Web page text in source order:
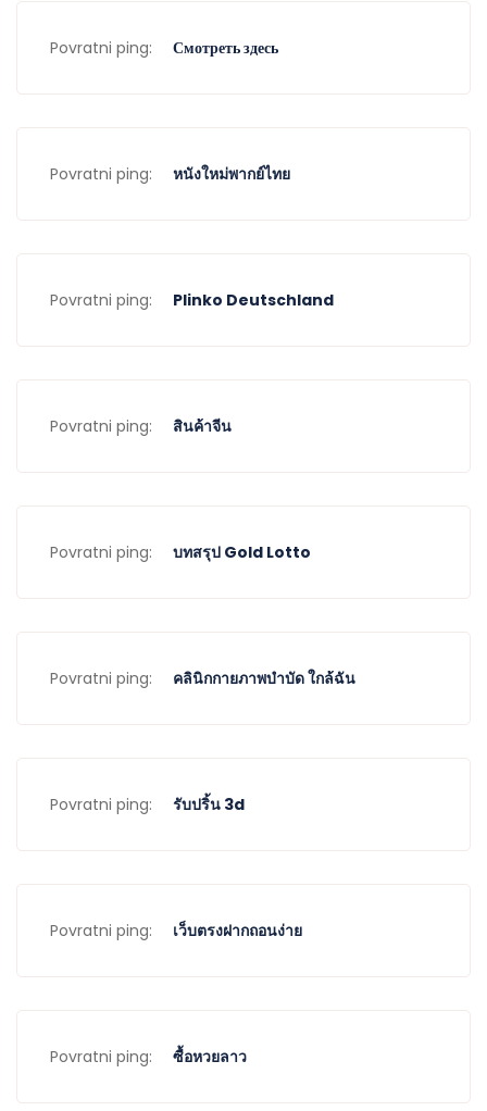
Povratni ping: Смотреть здесь
Povratni ping: หนังใหม่พากย์ไทย
Povratni ping: Plinko Deutschland
Povratni ping: สินค้าจีน
Povratni ping: บทสรุป Gold Lotto
Povratni ping: คลินิกกายภาพบำบัด ใกล้ฉัน
Povratni ping: รับปริ้น 3d
Povratni ping: เว็บตรงฝากถอนง่าย
Povratni ping: ซื้อหวยลาว